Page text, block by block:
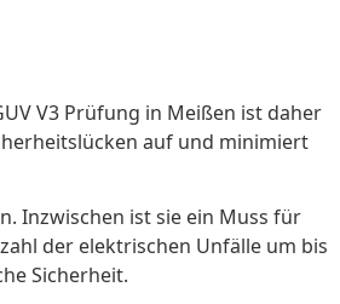
V3 Prüfung in Meißen ist daher
auf und minimiert
Inzwischen ist sie ein Muss für
der elektrischen Unfälle um bis
Sicherheit.